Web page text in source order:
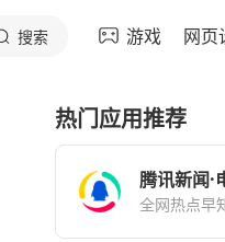
搜索 游戏 网页
热门应用推荐
腾讯新闻·
全网热点早